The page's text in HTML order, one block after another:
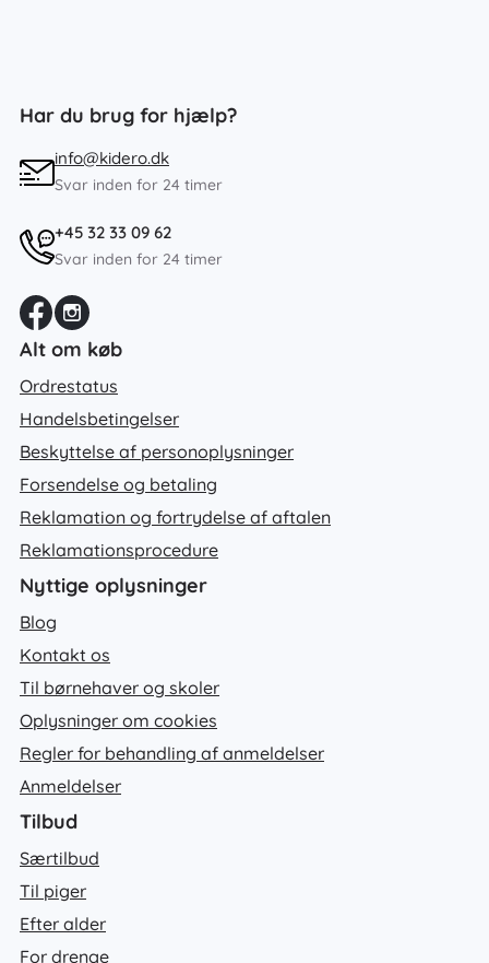
Har du brug for hjælp?
info@kidero.dk
Svar inden for 24 timer
+45 32 33 09 62
Svar inden for 24 timer
Alt om køb
Ordrestatus
Handelsbetingelser
Beskyttelse af personoplysninger
Forsendelse og betaling
Reklamation og fortrydelse af aftalen
Reklamationsprocedure
Nyttige oplysninger
Blog
Kontakt os
Til børnehaver og skoler
Oplysninger om cookies
Regler for behandling af anmeldelser
Anmeldelser
Tilbud
Særtilbud
Til piger
Efter alder
For drenge